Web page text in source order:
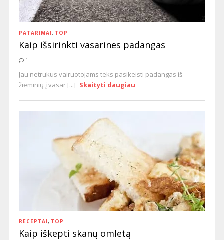
PATARIMAI, TOP
Kaip išsirinkti vasarines padangas
1
Jau netrukus vairuotojams teks pasikeisti padangas iš
žieminių į vasar [...] Skaityti daugiau
RECEPTAI, TOP
Kaip iškepti skanų omletą